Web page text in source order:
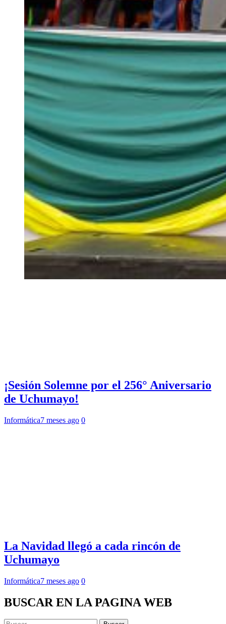
¡Sesión Solemne por el 256° Aniversario
de Uchumayo!
Informática7 meses ago 0
La Navidad llegó a cada rincón de
Uchumayo
Informática7 meses ago 0
BUSCAR EN LA PAGINA WEB